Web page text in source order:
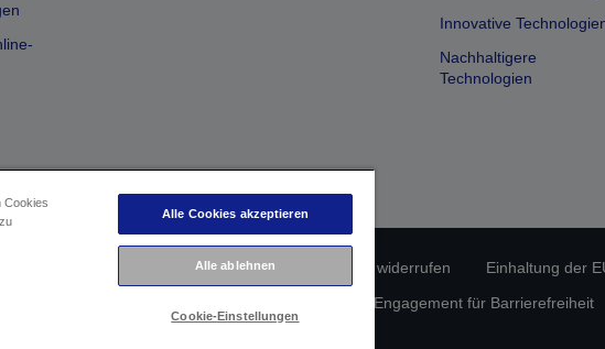
Innovative
Nachhaltigere
Technologien
Datenschutzrichtlinie Vertrag widerrufen
Einhaltung der
Epson Engagement für Barrierefreiheit
Cookies
Alle Cookies akzeptieren
Alle ablehnen
Cookie-Einstellungen